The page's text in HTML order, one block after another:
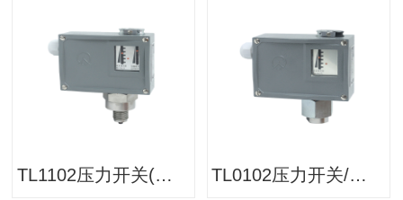
TL1102压力开关(防腐中压)/压力控制器 TL0102压力开关/压力控制器